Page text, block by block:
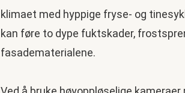
klimaet med hyppige fryse- og
kan føre to dype fuktskader,
fasadematerialene.